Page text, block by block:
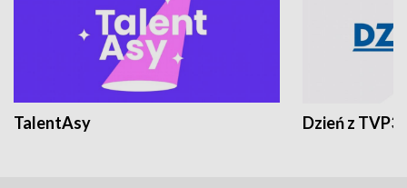
TalentAsy Dzień z TVP3